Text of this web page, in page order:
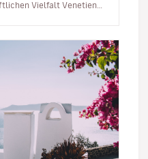
Vielfalt Venetiens.